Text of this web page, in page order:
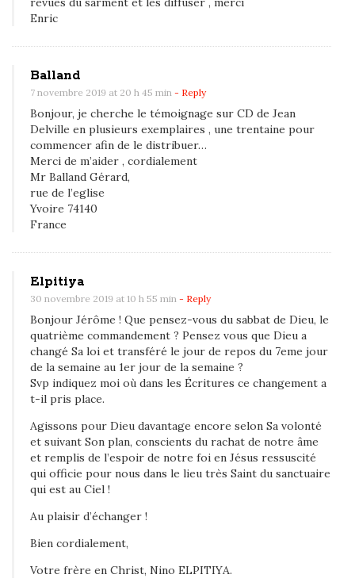
e
S
a
r
m
Enric
Balland
7 novembre 2019 at 20 h 45 min - Reply
Bonjour, je cherche le témoignage sur CD de Jean
Delville en plusieurs exemplaires , une trentaine pour
commencer afin de le distribuer…
Merci de m’aider , cordialement
Mr Balland Gérard,
rue de l’eglise
Yvoire 74140
France
Elpitiya
30 novembre 2019 at 10 h 55 min - Reply
Bonjour Jérôme ! Que pensez-vous du sabbat de Dieu, le
quatrième commandement ? Pensez vous que Dieu a
changé Sa loi et transféré le jour de repos du 7eme jour
de la semaine au 1er jour de la semaine ?
Svp indiquez moi où dans les Écritures ce changement a
t-il pris place.
Agissons pour Dieu davantage encore selon Sa volonté
et suivant Son plan, conscients du rachat de notre âme
et remplis de l’espoir de notre foi en Jésus ressuscité
qui officie pour nous dans le lieu très Saint du sanctuaire
qui est au Ciel !
Au plaisir d’échanger !
Bien cordialement,
Votre frère en Christ, Nino ELPITIYA.